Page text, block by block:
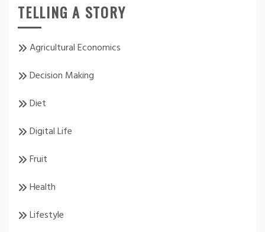
TELLING A STORY
Agricultural Economics
Decision Making
Diet
Digital Life
Fruit
Health
Lifestyle